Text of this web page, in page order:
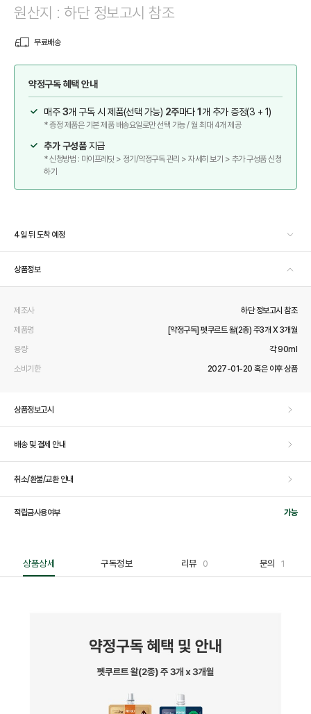
원산지 : 하단 정보고시 참조
무료배송
약정구독 혜택 안내
매주3개 구독 시 제품(선택 가능) 2주마다1개 추가 증정(3 + 1)
* 증정 제품은 기본 제품 배송요일로만 선택 가능 / 월 최대 4개 제공
추가 구성품지급
* 신청방법 : 마이프레딧 > 정기/약정구독 관리 > 자세히 보기 > 추가 구성품 신청
하기
4일 뒤 도착 예정
상품정보
제조사
하단 정보고시 참조
제품명
[약정구독] 펫쿠르트 왈(2종) 주3개 X 3개월
용량
각 90ml
소비기한
2027-01-20 혹은 이후 상품
상품정보고시
배송 및 결제 안내
취소/환불/교환 안내
적립금사용여부 가능
상품상세 구독정보 리뷰 0 문의 1